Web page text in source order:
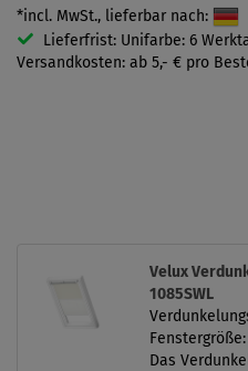
*incl. MwSt., lieferbar nach:
Lieferfrist: Unifarbe: 6
Versandkosten: ab 5,- € pro
Velux
1085SWL
Das